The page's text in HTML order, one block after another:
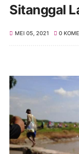
Sitanggal
MEI 05, 2021 0